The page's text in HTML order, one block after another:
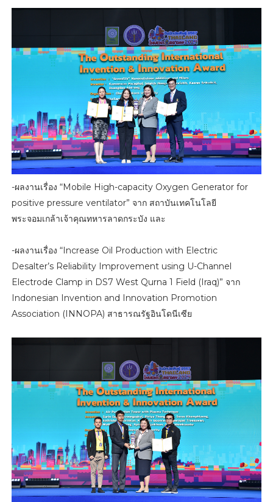
-ผลงานเรื่อง “Mobile High-capacity Oxygen Generator for
positive pressure ventilator” จาก สถาบันเทคโนโลยี
พระจอมเกล้าเจ้าคุณทหารลาดกระบัง และ
-ผลงานเรื่อง “Increase Oil Production with Electric
Desalter’s Reliability Improvement using U-Channel
Electrode Clamp in DS7 West Qurna 1 Field (Iraq)” จาก
Indonesian Invention and Innovation Promotion
Association (INNOPA) สาธารณรัฐอินโดนีเซีย